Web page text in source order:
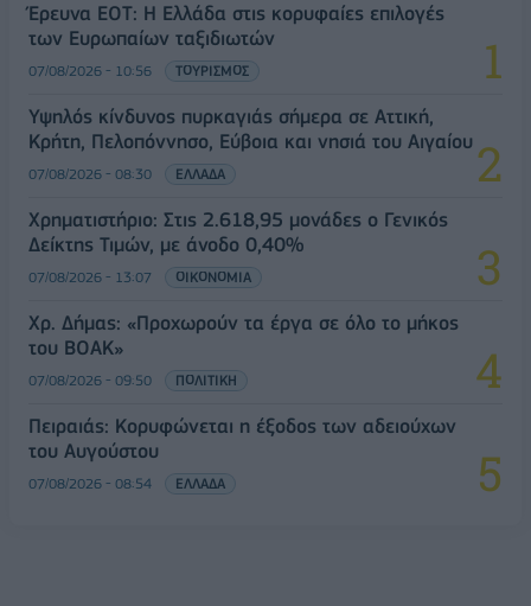
Έρευνα ΕΟΤ: Η Ελλάδα στις κορυφαίες επιλογές
των Ευρωπαίων ταξιδιωτών
07/08/2026 - 10:56 ΤΟΥΡΙΣΜΟΣ
Υψηλός κίνδυνος πυρκαγιάς σήμερα σε Αττική,
Κρήτη, Πελοπόννησο, Εύβοια και νησιά του Αιγαίου
07/08/2026 - 08:30 ΕΛΛΑΔΑ
Χρηματιστήριο: Στις 2.618,95 μονάδες ο Γενικός
Δείκτης Τιμών, με άνοδο 0,40%
07/08/2026 - 13:07 ΟΙΚΟΝΟΜΙΑ
Χρ. Δήμας: «Προχωρούν τα έργα σε όλο το μήκος
του ΒΟΑΚ»
07/08/2026 - 09:50 ΠΟΛΙΤΙΚΗ
Πειραιάς: Κορυφώνεται η έξοδος των αδειούχων
του Αυγούστου
07/08/2026 - 08:54 ΕΛΛΑΔΑ